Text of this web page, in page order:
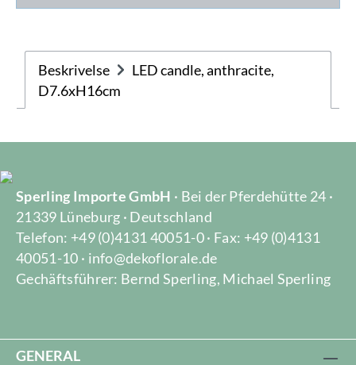
Beskrivelse
LED candle, anthracite,
D7.6xH16cm
Sperling Importe GmbH · Bei der Pferdehütte 24 ·
21339 Lüneburg · Deutschland
Telefon: +49 (0)4131 40051-0 · Fax: +49 (0)4131
40051-10 · info@dekoflorale.de
Gechäftsführer: Bernd Sperling, Michael Sperling
GENERAL